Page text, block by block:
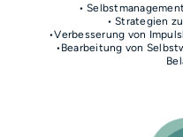
•
• Strategien
•Verbesserung von
•Bearbeitung von